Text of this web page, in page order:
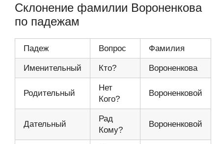
Склонение фамилии Вороненкова
по падежам
Падеж Вопрос Фамилия
Именительный Кто? Вороненкова
Родительный
Нет
Кого?
Вороненковой
Дательный
Рад
Кому?
Вороненковой